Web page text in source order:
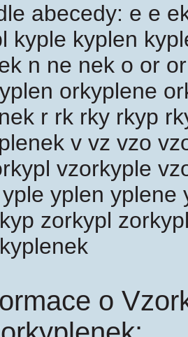
abecedy: e e
kyple kyplen
n ne nek o or
orkyplene
r rk rky rkyp
v vz vzo
vzorkyple
yplen yplene
zorkypl
o